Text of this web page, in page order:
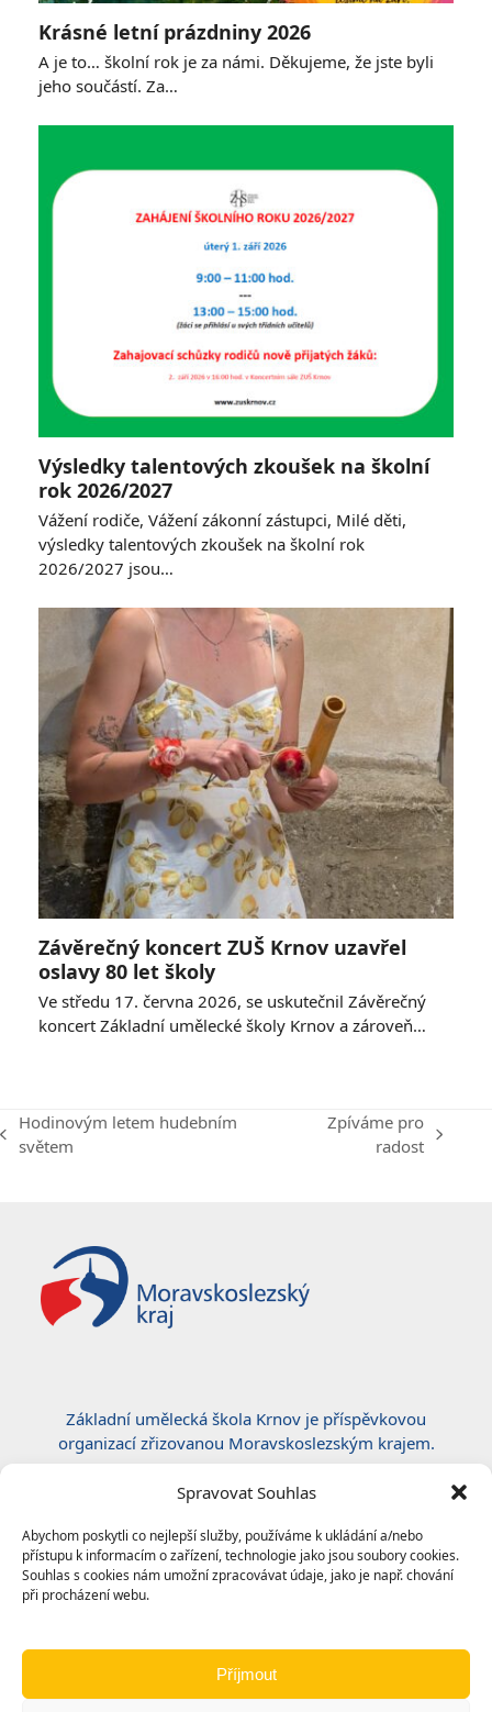
Spravovat Souhlas
Abychom poskytli co nejlepší služby, používáme k ukládání a/nebo
přístupu k informacím o zařízení, technologie jako jsou soubory cookies.
Souhlas s cookies nám umožní zpracovávat údaje, jako je např. chování
při procházení webu.
Příjmout
Krásné letní prázdniny 2026
A je to… školní rok je za námi. Děkujeme, že jste byli
jeho součástí. Za…
Výsledky talentových zkoušek na školní
rok 2026/2027
Vážení rodiče, Vážení zákonní zástupci, Milé děti,
výsledky talentových zkoušek na školní rok
2026/2027 jsou…
Závěrečný koncert ZUŠ Krnov uzavřel
oslavy 80 let školy
Ve středu 17. června 2026, se uskutečnil Závěrečný
koncert Základní umělecké školy Krnov a zároveň…
previous
Hodinovým letem hudebním
světem
Zpíváme pro
radost
Základní umělecká škola Krnov je příspěvkovou
organizací zřizovanou Moravskoslezským krajem.
Certifikace ČSN EN ISO 50001:2019